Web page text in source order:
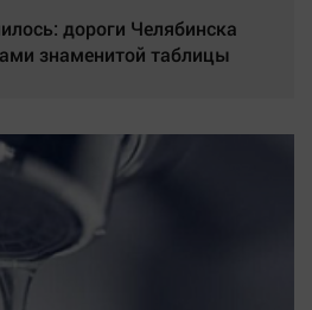
дороги Челябинска
знаменитой таблицы